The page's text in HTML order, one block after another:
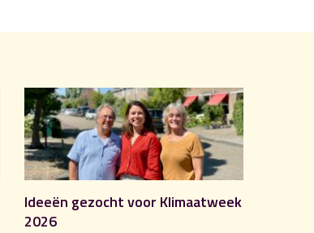
Ideeën gezocht voor Klimaatweek
2026